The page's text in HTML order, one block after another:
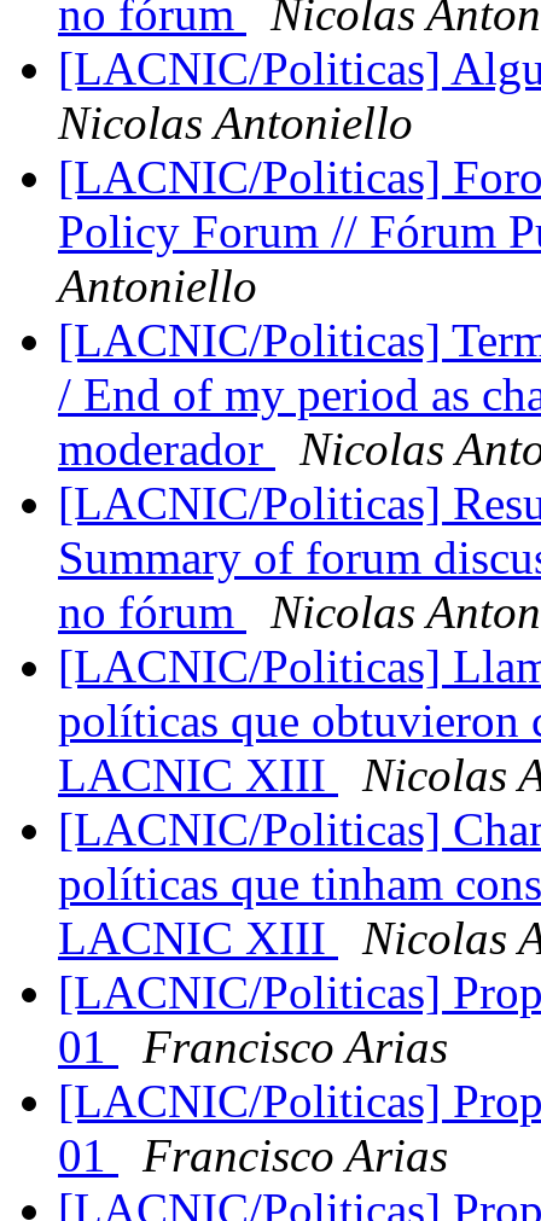
no fórum
Nicolas
[LACNIC/Politicas]
Nicolas Antoniello
[LACNIC/Politicas]
Policy Forum // Fórum
Antoniello
[LACNIC/Politicas]
/ End of my period as
moderador
Nicolas
[LACNIC/Politicas]
Summary of forum
no fórum
Nicolas
[LACNIC/Politicas]
políticas que obtuvieron
LACNIC XIII
Nicolas
[LACNIC/Politicas]
políticas que tinham
LACNIC XIII
Nicolas
[LACNIC/Politicas]
01
Francisco Arias
[LACNIC/Politicas]
01
Francisco Arias
[LACNIC/Politicas]